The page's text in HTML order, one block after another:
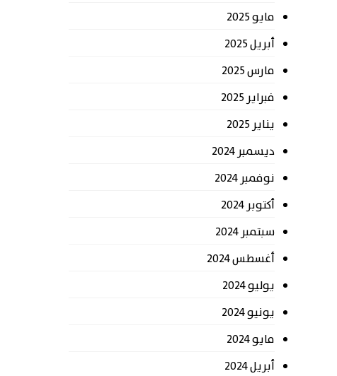
مايو 2025
أبريل 2025
مارس 2025
فبراير 2025
يناير 2025
ديسمبر 2024
نوفمبر 2024
أكتوبر 2024
سبتمبر 2024
أغسطس 2024
يوليو 2024
يونيو 2024
مايو 2024
أبريل 2024